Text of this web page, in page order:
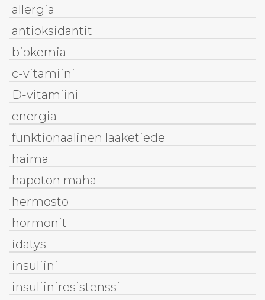
allergia
antioksidantit
biokemia
c-vitamiini
D-vitamiini
energia
funktionaalinen lääketiede
haima
hapoton maha
hermosto
hormonit
idätys
insuliini
insuliiniresistenssi